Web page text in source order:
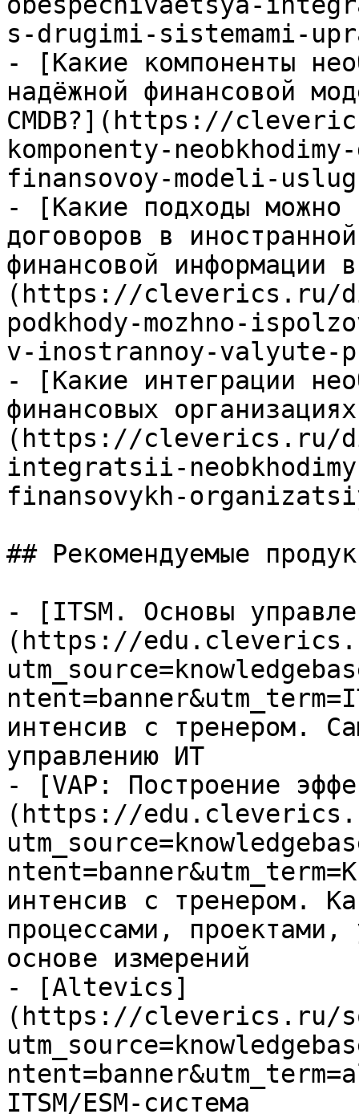
s-drugimi-sistemami-
- [Какие компоненты
надёжной финансовой
CMDB?](https://
komponenty-
finansovoy-modeli-
- [Какие подходы можно
договоров в
финансовой информации в
(https://cleverics.ru/
podkhody-mozhno-
v-inostrannoy-
- [Какие интеграции
финансовых
(https://cleverics.ru/
integratsii-
finansovykh-
## Рекомендуемые
- [ITSM. Основы
(https://
интенсив с тренером.
управлению ИТ
- [VAP: Построение
(https://
интенсив с тренером.
процессами, проектами,
основе измерений
- [Altevics]
(https://cleverics.ru/
ITSM/ESM-система